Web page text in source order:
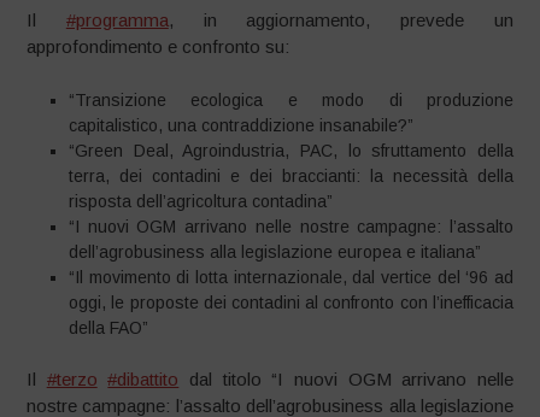
Il #programma, in aggiornamento, prevede un
approfondimento e confronto su:
“Transizione ecologica e modo di produzione
capitalistico, una contraddizione insanabile?”
“Green Deal, Agroindustria, PAC, lo sfruttamento della
terra, dei contadini e dei braccianti: la necessità della
risposta dell’agricoltura contadina”
“I nuovi OGM arrivano nelle nostre campagne: l’assalto
dell’agrobusiness alla legislazione europea e italiana”
“Il movimento di lotta internazionale, dal vertice del ‘96 ad
oggi, le proposte dei contadini al confronto con l’inefficacia
della FAO”
Il #terzo #dibattito dal titolo “I nuovi OGM arrivano nelle
nostre campagne: l’assalto dell’agrobusiness alla legislazione